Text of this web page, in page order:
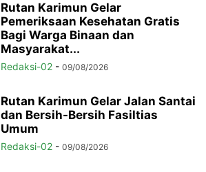
Rutan Karimun Gelar
Pemeriksaan Kesehatan Gratis
Bagi Warga Binaan dan
Masyarakat...
Redaksi-02 - 09/08/2026
Rutan Karimun Gelar Jalan Santai
dan Bersih-Bersih Fasiltias
Umum
Redaksi-02 - 09/08/2026